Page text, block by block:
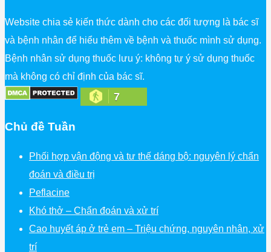
Website chia sẻ kiến thức dành cho các đối tượng là bác sĩ
và bệnh nhân để hiểu thêm về bệnh và thuốc mình sử dụng.
Bệnh nhân sử dụng thuốc lưu ý: không tự ý sử dụng thuốc
mà không có chỉ định của bác sĩ.
7
Chủ đề Tuần
Phối hợp vận động và tư thế dáng bộ: nguyên lý chẩn
đoán và điều trị
Peflacine
Khó thở – Chẩn đoán và xử trí
Cao huyết áp ở trẻ em – Triệu chứng, nguyên nhân, xử
trí